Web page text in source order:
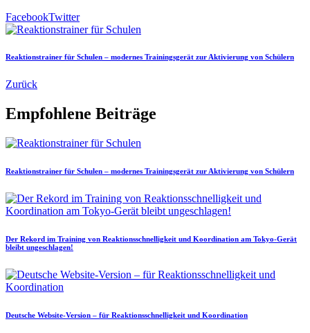
FacebookTwitter
Reaktionstrainer für Schulen – modernes Trainingsgerät zur Aktivierung von Schülern
Zurück
Empfohlene Beiträge
Reaktionstrainer für Schulen – modernes Trainingsgerät zur Aktivierung von Schülern
Der Rekord im Training von Reaktionsschnelligkeit und Koordination am Tokyo-Gerät
bleibt ungeschlagen!
Deutsche Website-Version – für Reaktionsschnelligkeit und Koordination